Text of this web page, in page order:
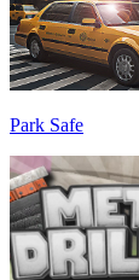
Park Safe